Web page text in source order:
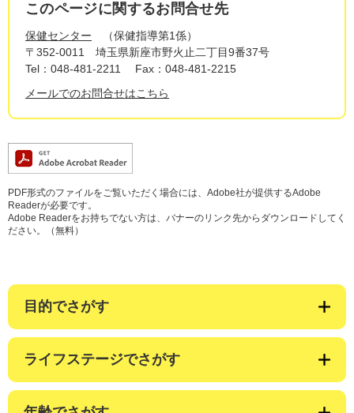
このページに関するお問合せ先
保健センター
保健指導第1係
〒352-0011
埼玉県新座市野火止二丁目9番37号
Tel：048-481-2211
Fax：048-481-2215
メールでのお問合せはこちら
PDF形式のファイルをご覧いただく場合には、Adobe社が提供するAdobe
Readerが必要です。
Adobe Readerをお持ちでない方は、バナーのリンク先からダウンロードしてく
ださい。（無料）
目的でさがす
ライフステージでさがす